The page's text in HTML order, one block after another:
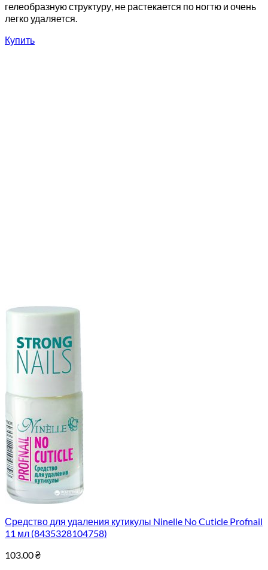
гелеобразную структуру, не растекается по ногтю и очень
легко удаляется.
Купить
Средство для удаления кутикулы Ninelle No Cuticle Profnail
11 мл (8435328104758)
103.00₴